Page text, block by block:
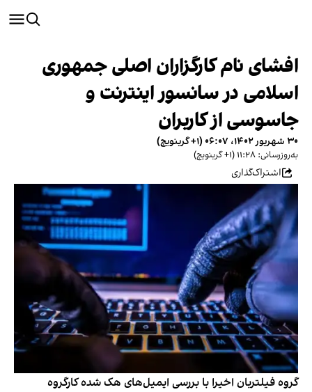
افشای نام کارگزاران اصلی جمهوری
اسلامی در سانسور اینترنت و
جاسوسی از کاربران
۳۰ شهریور ۱۴۰۲، ۰۶:۰۷ (‎+۱ گرینویچ)
به‌روزرسانی: ۱۱:۲۸ (‎+۱ گرینویچ)
اشتراک‌گذاری
گروه فیلتربان اخیرا با بررسی ایمیل‌های هک شده کارگروه